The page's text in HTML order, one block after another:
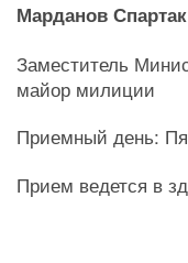
Марданов
Заместитель
майор милиции
Приемный день:
Прием ведется в